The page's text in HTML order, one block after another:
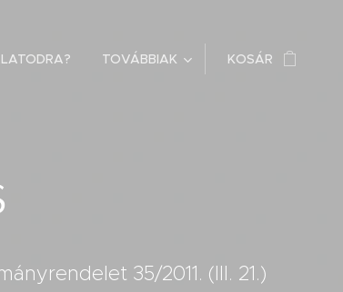
TOVÁBBIAK KOSÁR
35/2011. (III. 21.)